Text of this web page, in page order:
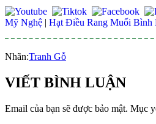
Mỹ Nghệ | Hạt Điều Rang Muối Bình
Nhãn:Tranh Gỗ
VIẾT BÌNH LUẬN
Email của bạn sẽ được bảo mật. Mục